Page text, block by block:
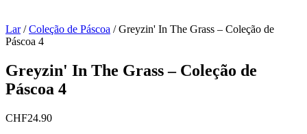
Lar / Coleção de Páscoa /Greyzin' In The Grass – Coleção de
Páscoa 4
Greyzin' In The Grass – Coleção de
Páscoa 4
CHF24.90